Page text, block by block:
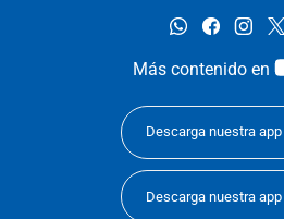
whatsappfacebook
Más contenido en
Descarga nuestra app
Descarga nuestra app